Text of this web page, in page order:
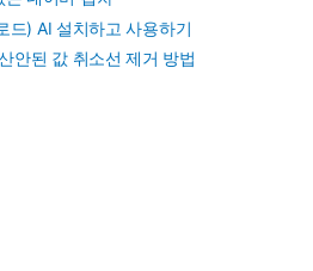
드) AI 설치하고 사용하기
안된 값 취소선 제거 방법